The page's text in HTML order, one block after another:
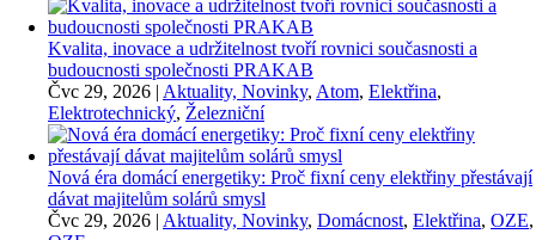
Kvalita, inovace a udržitelnost tvoří rovnici současnosti a
budoucnosti společnosti PRAKAB
Čvc 29, 2026 | Aktuality, Novinky, Atom, Elektřina,
Elektrotechnický, Železniční
Nová éra domácí energetiky: Proč fixní ceny elektřiny přestávají
dávat majitelům solárů smysl
Čvc 29, 2026 | Aktuality, Novinky, Domácnost, Elektřina, OZE,